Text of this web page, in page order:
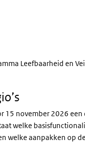
Leefbaarheid en
15 november 2026
welke
welke aanpakken op